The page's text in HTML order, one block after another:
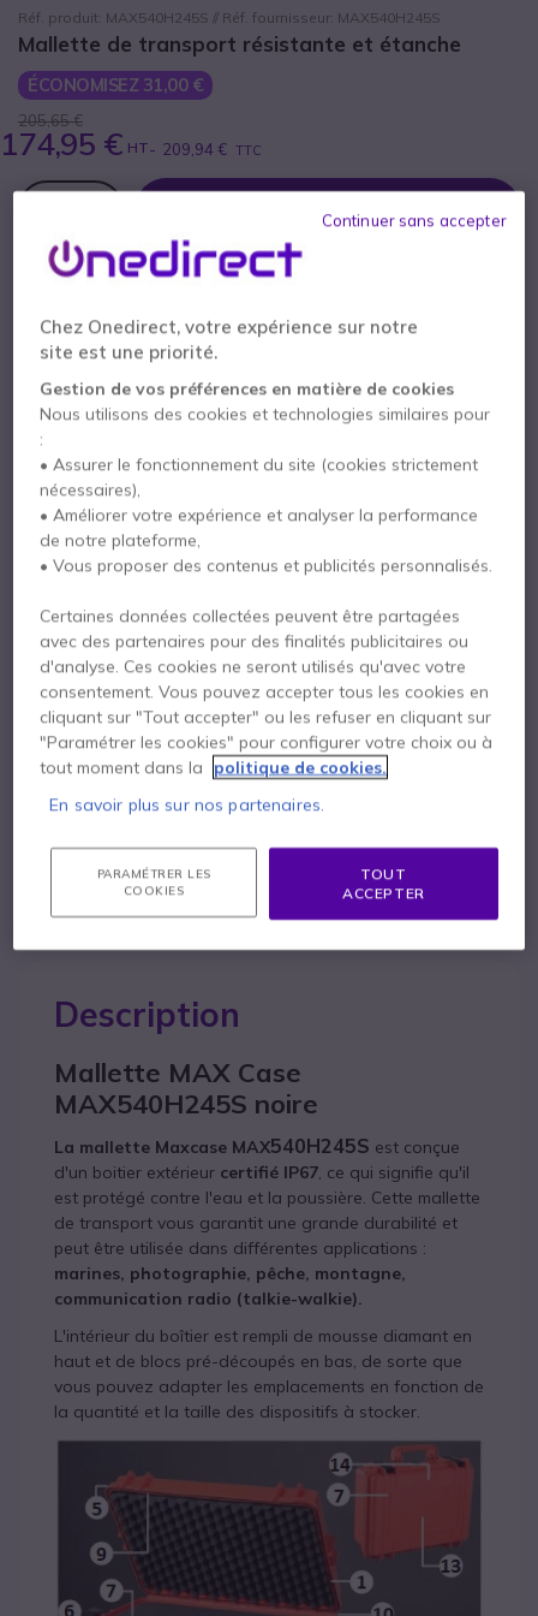
Réf. produit: MAX540H245S // Réf. fournisseur: MAX540H245S
Mallette de transport résistante et étanche
ÉCONOMISEZ 31,00 €
205,65 €
174,95 € HT- 209,94 € TTC
Qté
AJOUTER AU PANIER
DEVIS EN 4 HEURES
Épuisé
Payez en 4 sans frais (52,49 € )Afficher plus
Points Forts
Grande mallette noire pour transporter en toute sécurité vos
appareils
Très pratique pour transporter vos talkies walkies, caméras,
microphones, matériels audios...
IP67: étanche à l'eau et à la poussière
Mousse diamant sur le compartiment haut et mousse
prédécoupée dans le fond
besoin
Dimensions intérieures :538 (longueur) x 405 (largeur) x 245
(hauteur) mm
Dimensions extérieures
: 594 x 473 x 270 mm
Fonctionne à des températures: -30 / 90 ° C
Afficher plus
Contactez nos experts - Numéro gratuit
0800 72 4000
F.A.Q Chat
Description
Mallette MAX Case
MAX540H245S noire
La mallette Maxcase MAX540H245S est conçue
d'un boitier extérieur certifié IP67, ce qui signifie qu'il
est protégé contre l'eau et la poussière. Cette mallette
de transport vous garantit une grande durabilité et
peut être utilisée dans différentes applications :
marines, photographie, pêche, montagne,
communication radio (talkie-walkie).
L'intérieur du boîtier est rempli de mousse diamant en
haut et de blocs pré-découpés en bas, de sorte que
vous pouvez adapter les emplacements en fonction de
la quantité et la taille des dispositifs à stocker.
Chez Onedirect, votre expérience sur notre
site est une priorité.
Gestion de vos préférences en matière de cookies
Nous utilisons des cookies et technologies similaires pour
:
• Assurer le fonctionnement du site (cookies strictement
nécessaires),
• Améliorer votre expérience et analyser la performance
de notre plateforme,
• Vous proposer des contenus et publicités personnalisés.
Certaines données collectées peuvent être partagées
avec des partenaires pour des finalités publicitaires ou
d'analyse. Ces cookies ne seront utilisés qu'avec votre
consentement. Vous pouvez accepter tous les cookies en
cliquant sur "Tout accepter" ou les refuser en cliquant sur
"Paramétrer les cookies" pour configurer votre choix ou à
tout moment dans la
politique de cookies.
En savoir plus sur nos partenaires.
PARAMÉTRER LES
COOKIES
TOUT
ACCEPTER
Continuer sans accepter